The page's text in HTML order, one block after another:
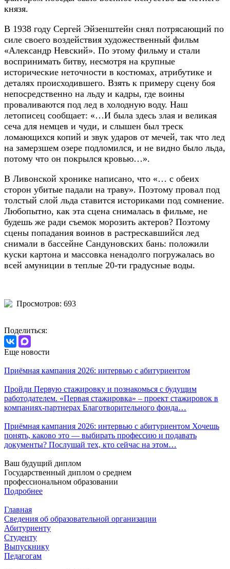
князя.
В 1938 году Сергей Эйзенштейн снял потрясающий по
силе своего воздействия художественный фильм
«Александр Невский». По этому фильму и стали
воспринимать битву, несмотря на крупные
исторические неточности в костюмах, атрибутике и
деталях происходившего. Взять к примеру сцену боя
непосредственно на льду и кадры, где воины
проваливаются под лед в холодную воду. Наш
летописец сообщает: «…И была здесь злая и великая
сеча для немцев и чуди, и слышен был треск
ломающихся копий и звук ударов от мечей, так что лед
на замерзшем озере подломился, и не видно было льда,
потому что он покрылся кровью…».
В Ливонской хронике написано, что «… с обеих
сторон убитые падали на траву». Поэтому провал под
толстый слой льда ставится историками под сомнение.
Любопытно, как эта сцена снималась в фильме, не
будешь же ради съемок морозить актеров? Поэтому
сцены попадания воинов в растрескавшийся лед
снимали в бассейне Сандуновских бань: положили
куски картона и массовка ненадолго погружалась во
всей амуниции в теплые 20-ти градусные воды.
Просмотров: 693
Поделиться:
Еще новости
Приёмная кампания 2026: интервью с абитуриентом
Пройди Первую стажировку и познакомься с будущим
работодателем. «Первая стажировка» – проект стажировок в
компаниях-партнерах Благотворительного фонда…
Приёмная кампания 2026: интервью с абитуриентом Хочешь
понять, каково это — выбирать профессию и подавать
документы? Послушай тех, кто сейчас на этом…
Ваш будущий диплом
Государственный диплом о среднем
профессиональном образовании
Подробнее
Главная
Сведения об образовательной организации
Абитуриенту
Студенту
Выпускнику
Педагогам